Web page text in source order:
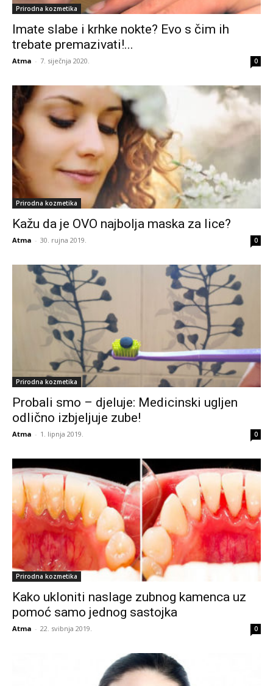
Prirodna kozmetika
Imate slabe i krhke nokte? Evo s čim ih
trebate premazivati!...
Atma - 7. siječnja 2020. 0
Prirodna kozmetika
Kažu da je OVO najbolja maska za lice?
Atma - 30. rujna 2019. 0
Prirodna kozmetika
Probali smo – djeluje: Medicinski ugljen
odlično izbjeljuje zube!
Atma - 1. lipnja 2019. 0
Prirodna kozmetika
Kako ukloniti naslage zubnog kamenca uz
pomoć samo jednog sastojka
Atma - 22. svibnja 2019. 0